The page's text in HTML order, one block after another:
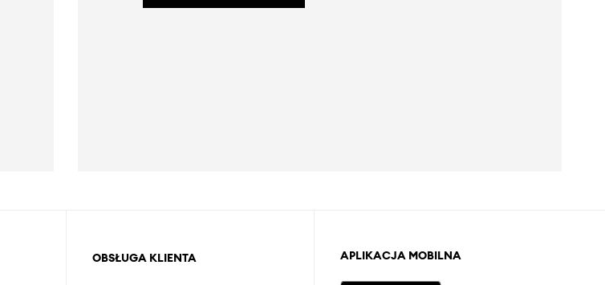
OBSŁUGA KLIENTA APLIKACJA MOBILNA